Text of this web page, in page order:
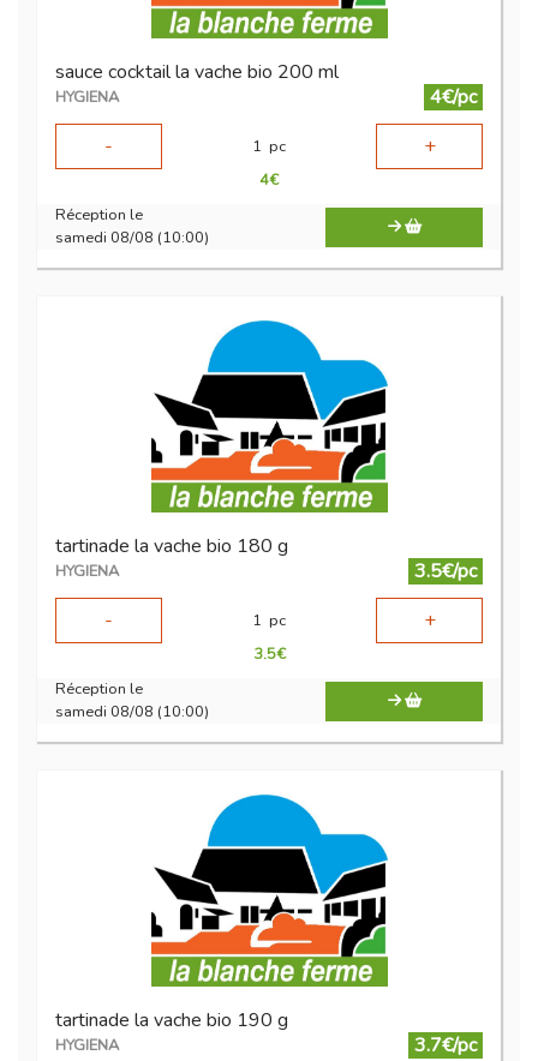
sauce cocktail la vache bio 200 ml
HYGIENA
4€/pc
-
1 pc +
4€
Réception le
samedi 08/08 (10:00)
tartinade la vache bio 180 g
HYGIENA
3.5€/pc
-
1 pc +
3.5€
Réception le
samedi 08/08 (10:00)
tartinade la vache bio 190 g
HYGIENA
3.7€/pc